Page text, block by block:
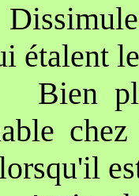
étalent
Bien